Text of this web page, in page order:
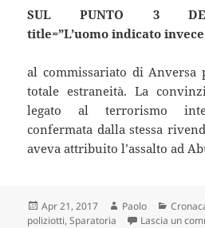
SUL PUNTO 3
title=”L’uomo indicato
al commissariato di Anversa
totale estraneità. La
legato al terrorismo
confermata dalla stessa
aveva attribuito l’assalto ad
Scritto
il
Apr 21, 2017 Autore
Paolo
poliziotti,Sparatoria Lascia un